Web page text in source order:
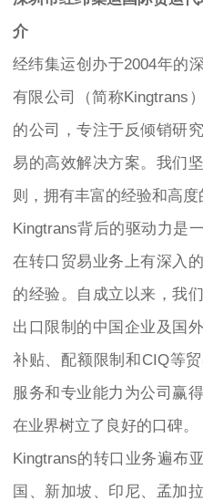
介
经纬集运创办于2004年的
有限公司（简称Kingtrans
的公司，专注于反倾销研
易的高效解决方案。我们
则，拥有丰富的经验和高度
Kingtrans背后的驱动力是
在转口贸易业务上有深入
的经验。自成立以来，我
出口限制的中国企业及国
补贴、配额限制和CIQ等
服务和专业能力为公司赢
在业界树立了良好的口碑。
Kingtrans的转口业务遍布
国、新加坡、印尼、孟加